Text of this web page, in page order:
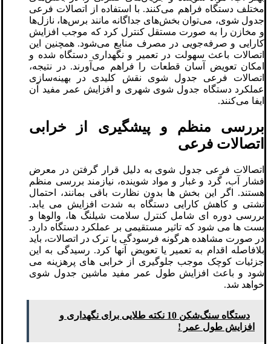
مختلف دستگاه فراهم می‌کنند. با استفاده از اتصالات فرعی
جدول‌ شوی، می‌توان بخش‌های جداگانه مانند برس‌ها، نازل‌ها
و مخازن را به صورت مستقل کنترل کرد که موجب افزایش
کارایی و صرفه‌جویی در مصرف منابع می‌شود. همچنین این
اتصالات باعث سهولت در تعمیر و نگهداری دستگاه شده و
امکان تعویض آسان قطعات را فراهم می‌آورند. در نتیجه،
اتصالات فرعی جدول‌ شوی نقش کلیدی در بهینه‌سازی
عملکرد دستگاه جدول شوی شهری و افزایش عمر مفید آن
ایفا می‌کنند.
بررسی منظم و پیشگیری از خرابی
اتصالات فرعی
اتصالات فرعی جدول شوی به دلیل قرار گرفتن در معرض
فشار آب، گرد و غبار و مواد شوینده، نیازمند بررسی منظم
هستند. اگر این بخش ها بدون نظارت باقی بمانند، احتمال
نشتی و کاهش کارایی دستگاه به شدت افزایش می یابد.
بررسی دوره ای شامل کنترل سلامت شیلنگ ها، والوها و
بست ها می شود که تاثیر مستقیمی بر عملکرد دستگاه دارد.
در صورت مشاهده هرگونه فرسودگی یا ترک در اتصالات، باید
بلافاصله اقدام به تعمیر یا تعویض آنها کرد. رسیدگی به این
جزئیات کوچک موجب جلوگیری از خرابی های پرهزینه می
شود و باعث افزایش طول عمر مفید ماشین جدول شوی
خواهد شد.
دستگاه سنگ‌شکن 10 نکته طلایی برای نگهداری و
افزایش طول عمر !